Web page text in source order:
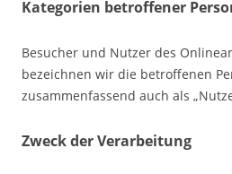
Kategorien betroffener
Besucher und Nutzer des
bezeichnen wir die betroffenen
zusammenfassend auch als
Zweck der Verarbeitung